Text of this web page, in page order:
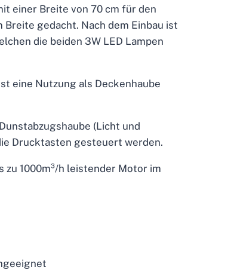
einer Breite von 70 cm für den
gedacht. Nach dem Einbau ist
die beiden 3W LED Lampen
eine Nutzung als Deckenhaube
(Licht und
Drucktasten gesteuert werden.
zu 1000m³/h leistender Motor im